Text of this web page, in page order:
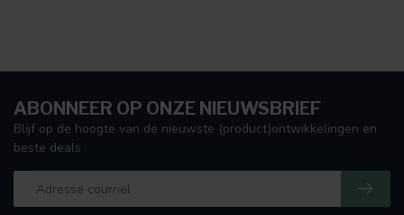
ABONNEER OP ONZE NIEUWSBRIEF
Blijf op de hoogte van de nieuwste (product)ontwikkelingen en
beste deals